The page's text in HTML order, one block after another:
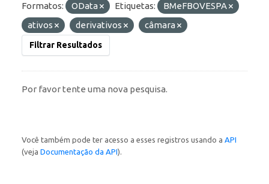
Formatos: OData Etiquetas:
BMeFBOVESPA
ativos
derivativos câmara
Filtrar Resultados
Por favor tente uma nova pesquisa.
Você também pode ter acesso a esses registros usando a API
(veja Documentação da API).